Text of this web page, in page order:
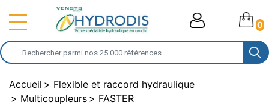
0
Accueil
Flexible et raccord hydraulique
Multicoupleurs
FASTER